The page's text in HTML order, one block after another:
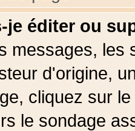
je éditer ou
messages, les
d'origine,
cliquez sur
le sondage